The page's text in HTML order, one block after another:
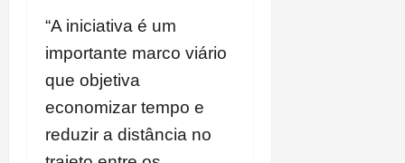
“A iniciativa é um
importante marco viário
que objetiva
economizar tempo e
reduzir a distância no